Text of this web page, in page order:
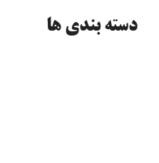
دسته‌ بندی ها